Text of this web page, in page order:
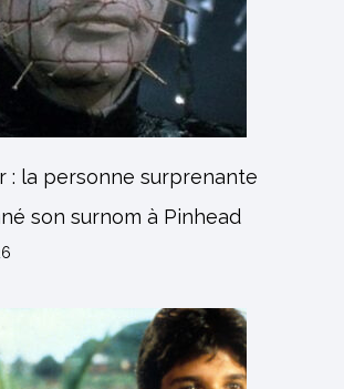
: la personne surprenante
son surnom à Pinhead